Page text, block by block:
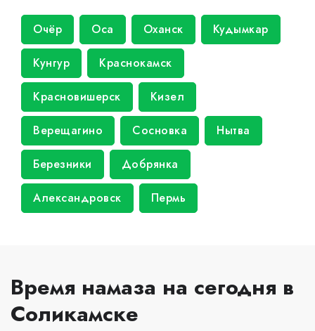
Очёр Оса Оханск Кудымкар
Кунгур Краснокамск
Красновишерск Кизел
Верещагино Сосновка Нытва
Березники Добрянка
Александровск Пермь
Время намаза на сегодня в
Соликамске